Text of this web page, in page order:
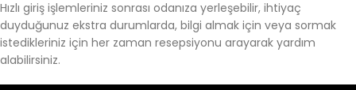
Hızlı giriş işlemleriniz sonrası odanıza yerleşebilir, ihtiyaç
duyduğunuz ekstra durumlarda, bilgi almak için veya sormak
istedikleriniz için her zaman resepsiyonu arayarak yardım
alabilirsiniz.